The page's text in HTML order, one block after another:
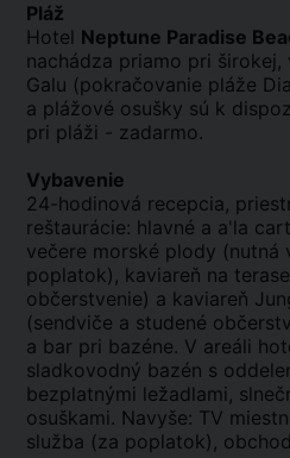
Pláž
Hotel Neptune Paradise
nachádza priamo pri širokej,
Galu (pokračovanie pláže
a plážové osušky sú k
pri pláži - zadarmo.
Vybavenie
24-hodinová recepcia,
reštaurácie: hlavné a a'la
večere morské plody (nutná
poplatok), kaviareň na
občerstvenie) a kaviareň
(sendviče a studené
a bar pri bazéne. V areáli
sladkovodný bazén s
bezplatnými ležadlami,
osuškami. Navyše: TV
služba (za poplatok),